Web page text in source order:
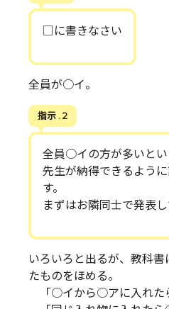
□に書きなさい
全員が○イ。
指示 . 2
全員○イの方が多いとい
先生が納得できるよう
す。
まずはお隣同士で発表
いろいろと出るが、教科
たものをほめる。
「○イから○アに入れた